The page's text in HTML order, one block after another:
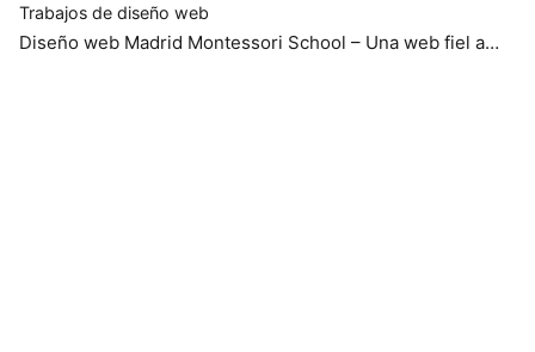
Trabajos de diseño web
Diseño web Madrid Montessori School – Una web fiel a…